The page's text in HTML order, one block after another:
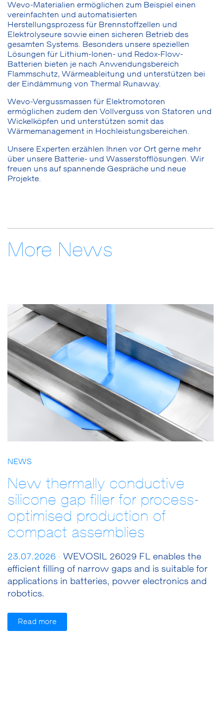
Wevo-Materialien ermöglichen zum Beispiel einen
vereinfachten und automatisierten
Herstellungsprozess für Brennstoffzellen und
Elektrolyseure sowie einen sicheren Betrieb des
gesamten Systems. Besonders unsere speziellen
Lösungen für Lithium-Ionen- und Redox-Flow-
Batterien bieten je nach Anwendungsbereich
Flammschutz, Wärmeableitung und unterstützen bei
der Eindämmung von Thermal Runaway.
Wevo-Vergussmassen für Elektromotoren
ermöglichen zudem den Vollverguss von Statoren und
Wickelköpfen und unterstützen somit das
Wärmemanagement in Hochleistungsbereichen.
Unsere Experten erzählen Ihnen vor Ort gerne mehr
über unsere Batterie- und Wasserstofflösungen. Wir
freuen uns auf spannende Gespräche und neue
Projekte.
More News
NEWS
New thermally conductive
silicone gap filler for process-
optimised production of
compact assemblies
23.07.2026 · WEVOSIL 26029 FL enables the
efficient filling of narrow gaps and is suitable for
applications in batteries, power electronics and
robotics.
Read more